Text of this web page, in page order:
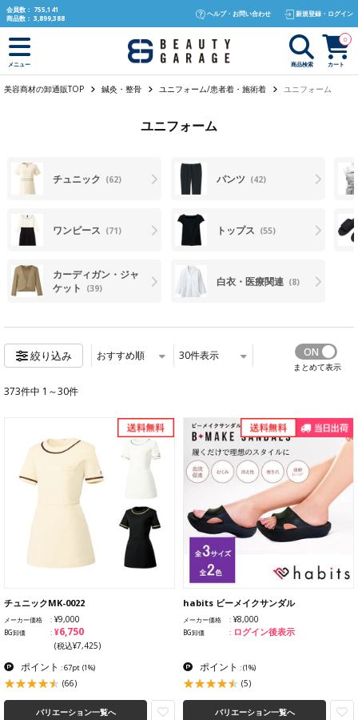
text.skipToContent
text.skipToNavigation
会員数： 755,141
商品数： 3,899,388
ヘルプ・お問い合わせ 新規登録・ログイン
メニュー 商品検索 カート
0
美容商材の卸通販TOP 鍼灸・整骨 ユニフォーム/患者着・施術着 ユニフォーム
ユニフォーム
チュニック (62)
ワンピース (71)
カーディガン・ジャ
ケット
(39)
パンツ (42)
トップス (55)
白衣・医療関連 (8)
絞り込み おすすめ順 30件表示
まとめて表示
373件中 1～30件
チュニックMK-0022
メーカー価格 ¥9,000
BG卸価 ¥6,750
(税込¥7,425)
ポイント : 67pt (1%)
(66)
バリエーション一覧へ
habits ビーメイクサンダル
メーカー価格 ¥8,000
BG卸価 ログイン後表示
ポイント :(1%)
(5)
バリエーション一覧へ